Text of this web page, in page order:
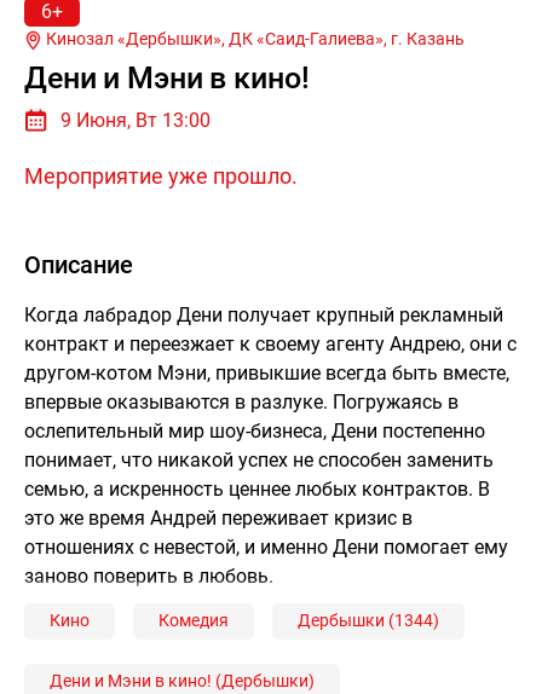
6+
Кинозал «Дербышки», ДК «Саид-Галиева», г. Казань
Дени и Мэни в кино!
9 Июня, Вт 13:00
Мероприятие уже прошло.
Описание
Когда лабрадор Дени получает крупный рекламный
контракт и переезжает к своему агенту Андрею, они с
другом-котом Мэни, привыкшие всегда быть вместе,
впервые оказываются в разлуке. Погружаясь в
ослепительный мир шоу-бизнеса, Дени постепенно
понимает, что никакой успех не способен заменить
семью, а искренность ценнее любых контрактов. В
это же время Андрей переживает кризис в
отношениях с невестой, и именно Дени помогает ему
заново поверить в любовь.
Кино Комедия Дербышки (1344)
Дени и Мэни в кино! (Дербышки)